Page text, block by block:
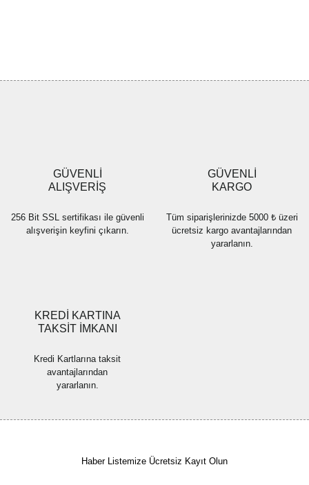
Ürün fiyatı diğer sitelerden daha pahalı.
Bu ürüne benzer farklı alternatifler olmalı.
GÜVENLİ
ALIŞVERİŞ
256 Bit SSL sertifikası ile güvenli
alışverişin keyfini çıkarın.
GÜVENLİ
KARGO
Tüm siparişlerinizde 5000 ₺ üzeri
ücretsiz kargo avantajlarından
yararlanın.
KREDİ KARTINA
TAKSİT İMKANI
Kredi Kartlarına taksit
avantajlarından
yararlanın.
Haber Listemize Ücretsiz Kayıt Olun